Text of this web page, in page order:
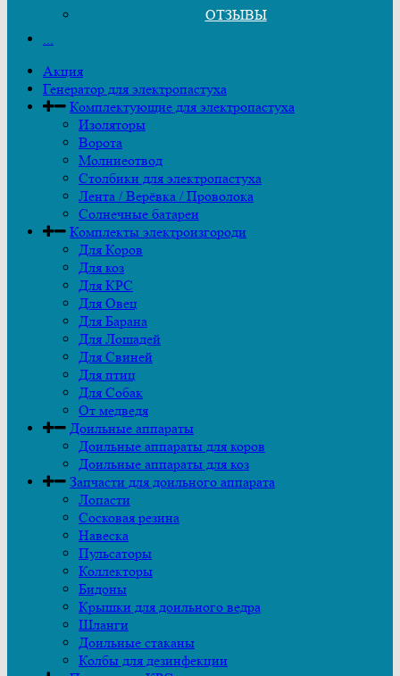
ОТЗЫВЫ
...
Акция
Генератор для электропастуха
Комплектующие для электропастуха
Изоляторы
Ворота
Молниеотвод
Столбики для электропастуха
Лента / Верёвка / Проволока
Солнечные батареи
Комплекты электроизгороди
Для Коров
Для коз
Для КРС
Для Овец
Для Барана
Для Лошадей
Для Свиней
Для птиц
Для Собак
От медведя
Доильные аппараты
Доильные аппараты для коров
Доильные аппараты для коз
Запчасти для доильного аппарата
Лопасти
Сосковая резина
Навеска
Пульсаторы
Коллекторы
Бидоны
Крышки для доильного ведра
Шланги
Доильные стаканы
Колбы для дезинфекции